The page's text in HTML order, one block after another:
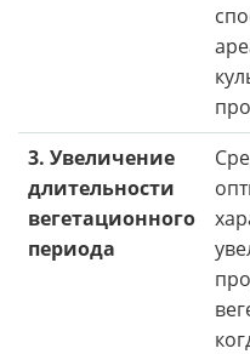
3. Увеличение
длительности
вегетационного
периода